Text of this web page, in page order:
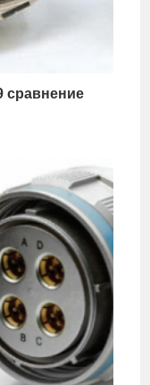
сравнение